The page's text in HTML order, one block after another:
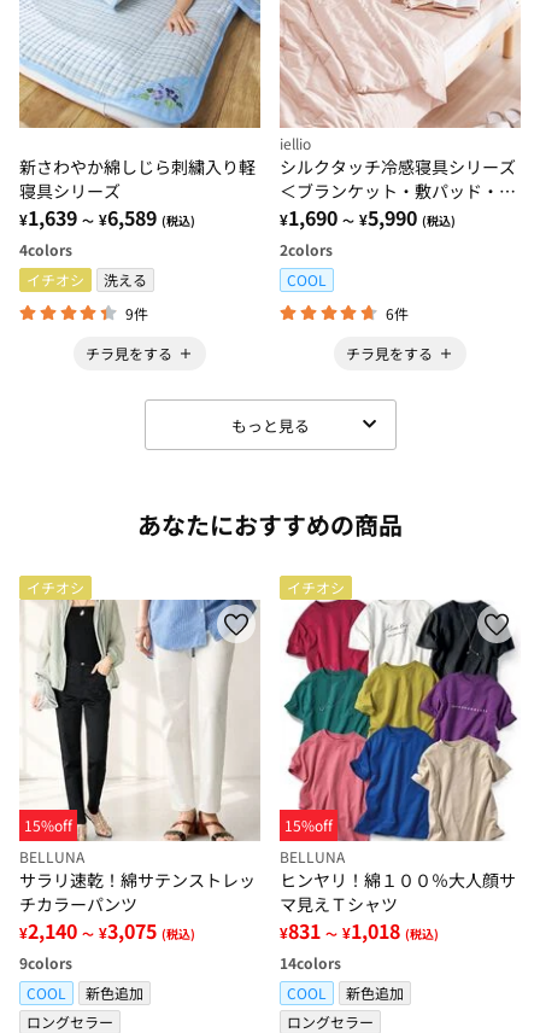
新さわやか綿しじら刺繍入り軽
寝具シリーズ
¥1,639 ～ ¥6,589 (税込)
4colors
イチオシ
洗える
9件
チラ見をする
iellio
シルクタッチ冷感寝具シリーズ
＜ブランケット・敷パッド・枕
カバー・枕＞
¥1,690 ～ ¥5,990 (税込)
2colors
COOL
6件
チラ見をする
もっと見る
あなたにおすすめの商品
イチオシ
15%off
BELLUNA
サラリ速乾！綿サテンストレッ
チカラーパンツ
¥2,140 ～ ¥3,075 (税込)
9colors
COOL
新色追加
ロングセラー
イチオシ
15%off
BELLUNA
ヒンヤリ！綿１００％大人顔サ
マ見えＴシャツ
¥831 ～ ¥1,018 (税込)
14colors
COOL
新色追加
ロングセラー